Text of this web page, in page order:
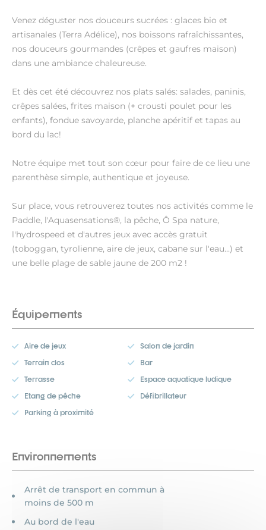
Venez déguster nos douceurs sucrées : glaces bio et
artisanales (Terra Adélice), nos boissons rafraîchissantes,
nos douceurs gourmandes (crêpes et gaufres maison)
dans une ambiance chaleureuse.
Et dès cet été découvrez nos plats salés: salades, paninis,
crêpes salées, frites maison (+ crousti poulet pour les
enfants), fondue savoyarde, planche apéritif et tapas au
bord du lac!
Notre équipe met tout son cœur pour faire de ce lieu une
parenthèse simple, authentique et joyeuse.
Sur place, vous retrouverez toutes nos activités comme le
Paddle, l'Aquasensations®, la pêche, Ô Spa nature,
l'hydrospeed et d'autres jeux avec accès gratuit
(toboggan, tyrolienne, aire de jeux, cabane sur l'eau...) et
une belle plage de sable jaune de 200 m2 !
Équipements
Aire de jeux
Salon de jardin
Terrain clos
Bar
Terrasse
Espace aquatique ludique
Etang de pêche
Défibrillateur
Parking à proximité
Environnements
Arrêt de transport en commun à
moins de 500 m
Au bord de l'eau